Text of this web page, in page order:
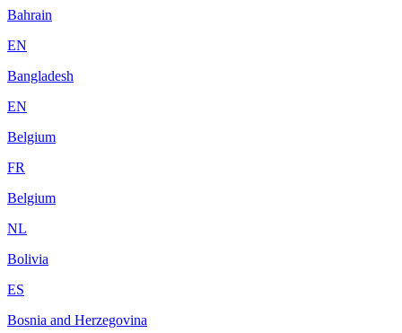
Bahrain
EN
Bangladesh
EN
Belgium
FR
Belgium
NL
Bolivia
ES
Bosnia and Herzegovina